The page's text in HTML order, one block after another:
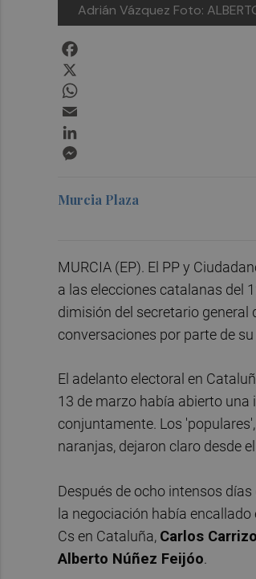
Adrián Vázquez Foto:
Murcia Plaza
MURCIA (EP). El PP y
a las elecciones catalanas del
dimisión del secretario general
conversaciones por parte de
El adelanto electoral en
13 de marzo había abierto una
conjuntamente. Los
naranjas, dejaron claro desde
Después de ocho intensos
la negociación había
Cs en Cataluña, Carlos
Alberto Núñez Feijóo.